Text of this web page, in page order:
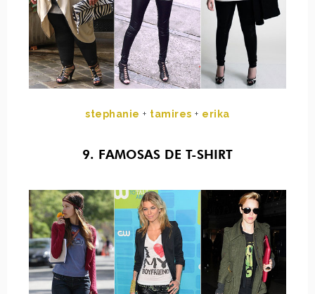
stephanie + tamires + erika
9. FAMOSAS DE T-SHIRT